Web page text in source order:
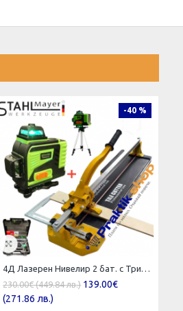
-40 %
4Д Лазерен Нивелир 2 бат. с Тринога + Теракотмашина 120см ПРОМО
230.00€ (449.84 лв.) 139.00€
(271.86 лв.)